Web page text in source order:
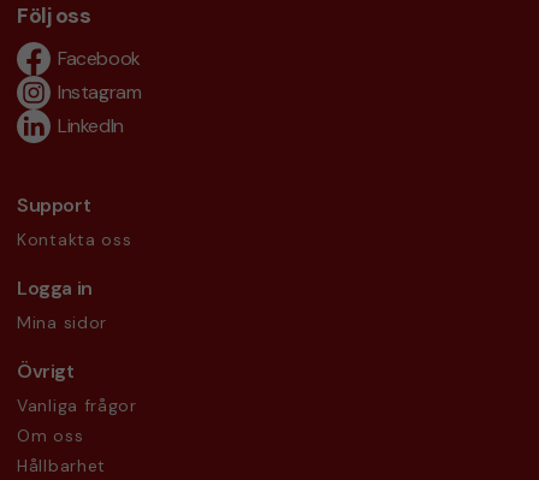
Följ oss
Facebook
Instagram
LinkedIn
Support
Kontakta oss
Logga in
Mina sidor
Övrigt
Vanliga frågor
Om oss
Hållbarhet